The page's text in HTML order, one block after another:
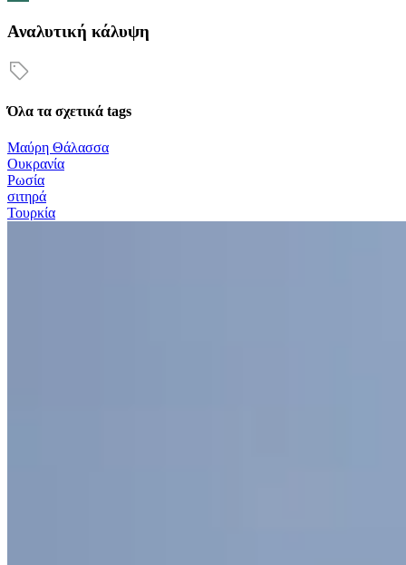
Αναλυτική κάλυψη
Όλα τα σχετικά tags
Μαύρη Θάλασσα
Ουκρανία
Ρωσία
σιτηρά
Τουρκία